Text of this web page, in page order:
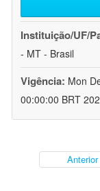
Instituição/UF/
- MT - Brasil
Vigência: Mon
00:00:00 BRT
Anterior